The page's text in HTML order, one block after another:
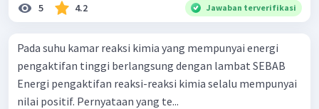
5 4.2 Jawaban terverifikasi
Pada suhu kamar reaksi kimia yang mempunyai energi
pengaktifan tinggi berlangsung dengan lambat SEBAB
Energi pengaktifan reaksi-reaksi kimia selalu mempunyai
nilai positif. Pernyataan yang te...